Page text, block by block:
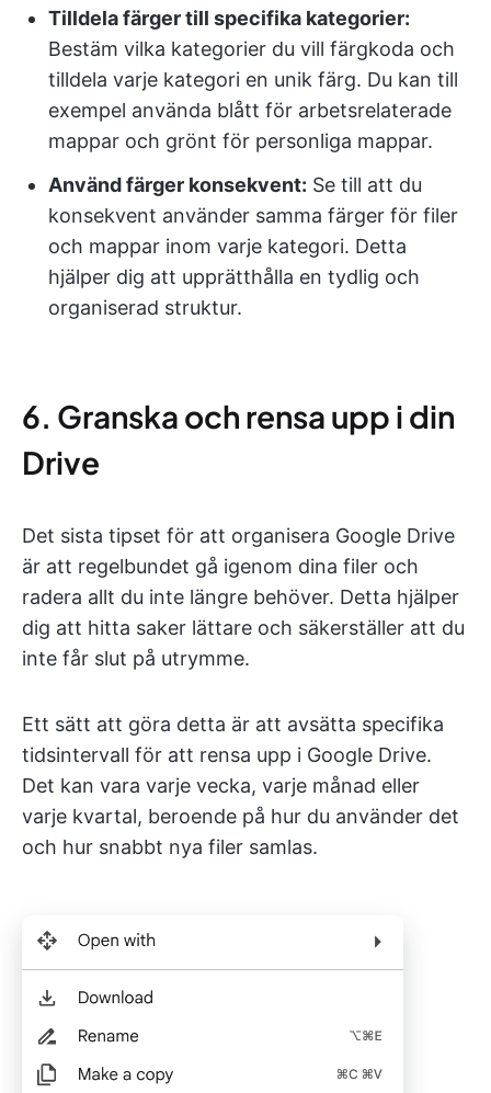
Tilldela färger till specifika kategorier:
Bestäm vilka kategorier du vill färgkoda och
tilldela varje kategori en unik färg. Du kan till
exempel använda blått för arbetsrelaterade
mappar och grönt för personliga mappar.
Använd färger konsekvent: Se till att du
konsekvent använder samma färger för filer
och mappar inom varje kategori. Detta
hjälper dig att upprätthålla en tydlig och
organiserad struktur.
6. Granska och rensa upp i din
Drive
Det sista tipset för att organisera Google Drive
är att regelbundet gå igenom dina filer och
radera allt du inte längre behöver. Detta hjälper
dig att hitta saker lättare och säkerställer att du
inte får slut på utrymme.
Ett sätt att göra detta är att avsätta specifika
tidsintervall för att rensa upp i Google Drive.
Det kan vara varje vecka, varje månad eller
varje kvartal, beroende på hur du använder det
och hur snabbt nya filer samlas.